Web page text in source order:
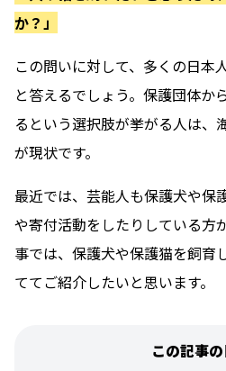
か？」
この問いに対して、多くの日本
と答えるでしょう。保護団体か
るという選択肢が挙がる人は、
が現状です。
最近では、芸能人も保護犬や保
や寄付活動をしたりしている方
事では、保護犬や保護猫を飼育
ててご紹介したいと思います。
この記事